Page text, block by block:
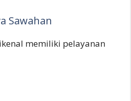
Sawahan
memiliki pelayanan